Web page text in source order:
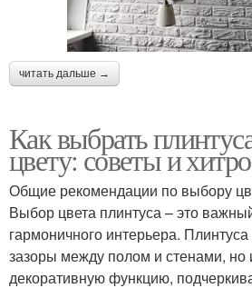
читать дальше →
Как выбрать
цвету: советы и
Общие рекомендации по выбору
Выбор цвета плинтуса – это
гармоничного интерьера.
зазоры между полом и стенами,
декоративную функцию,